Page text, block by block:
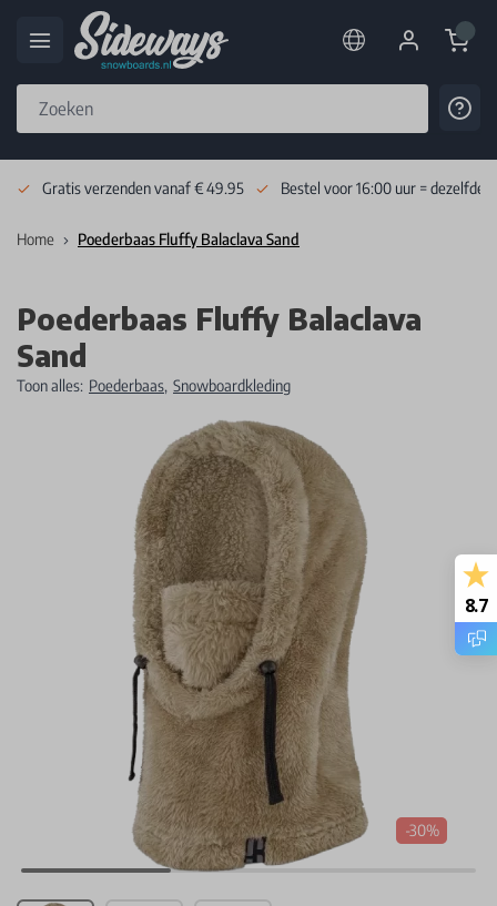
Cart
Gratis verzenden vanaf € 49.95 Bestel voor 16:00 uur = dezelfde
Home Poederbaas Fluffy Balaclava Sand
Poederbaas Fluffy Balaclava
Sand
Toon alles: Poederbaas, Snowboardkleding
-30%
8.7